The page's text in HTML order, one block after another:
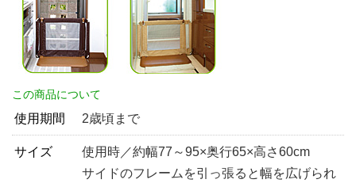
この商品について
使用期間 2歳頃まで
サイズ
使用時／約幅77～95×奥行65×高さ60cm
サイドのフレームを引っ張ると幅を広げられ